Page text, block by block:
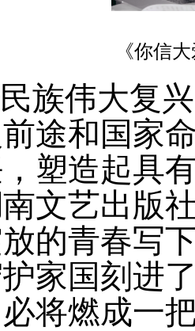
《你信
族伟大复
途和国家
塑造起具
文艺出版
的青春写
家国刻进
将燃成一